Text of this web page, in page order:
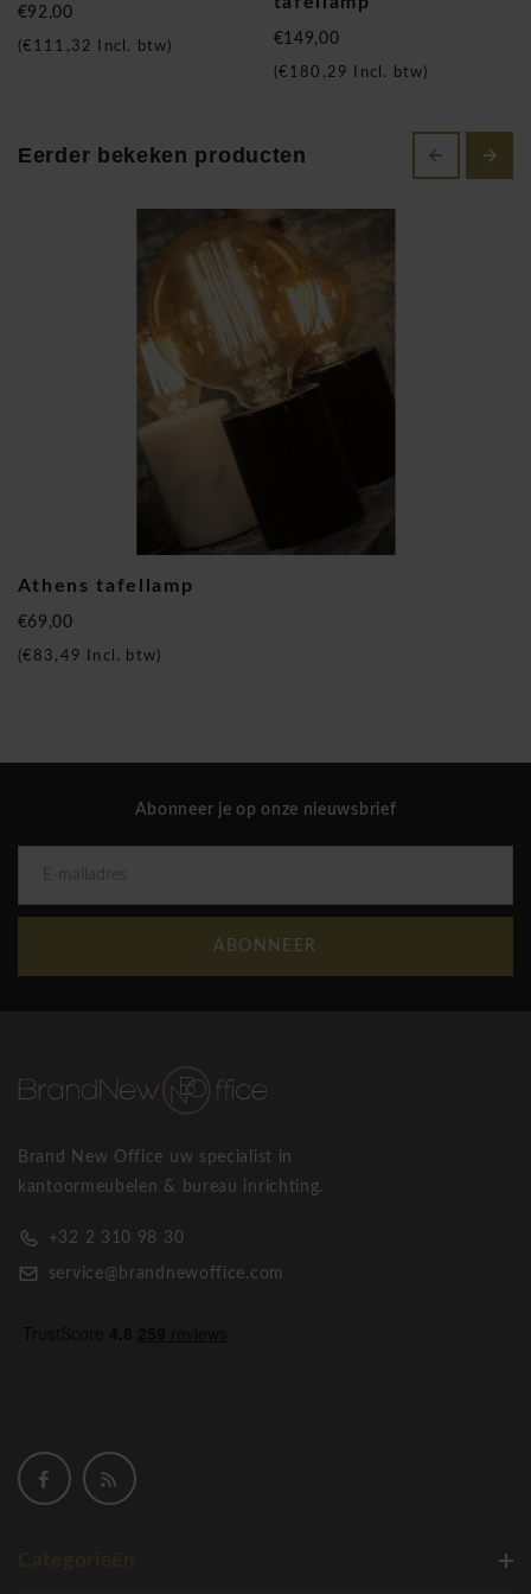
€92,00
(€111,32 Incl. btw) €149,00
(€180,29 Incl. btw)
Eerder bekeken producten
Athens tafellamp
€69,00
€83,49 Incl. btw)
Abonneer je op onze nieuwsbrief
ABONNEER
Brand New Office uw specialist in
kantoormeubelen & bureau inrichting.
+32 2 310 98 30
service@brandnewoffice.com